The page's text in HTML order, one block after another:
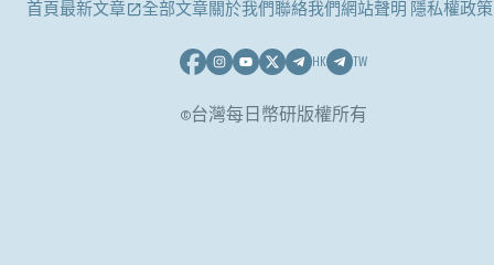
首頁最新文章 全部文章關於我們聯絡我們網站聲明 隱私權政策
HK TW
©台灣每日幣研版權所有